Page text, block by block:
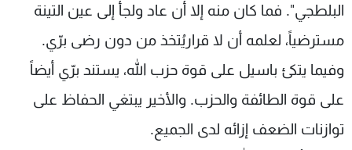
البلطجي". فما كان منه إلا أن عاد ولجأ إلى عين التينة
مسترضياً، لعلمه أن لا قراريُتخذ من دون رضى برّي.
وفيما يتكئ باسيل على قوة حزب الله، يستند برّي أيضاً
على قوة الطائفة والحزب. والأخير يبتغي الحفاظ على
توازنات الضعف إزائه لدى الجميع.